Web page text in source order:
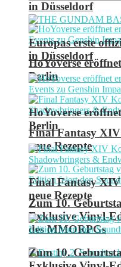
in Düsseldorf
HoYoverse
Berlin
Final Fantasy
neue Rezepte
Zum 10.
Exklusive Vinyl-
des MMORPGs
Europas erste
in Düsseldorf
HoYoverse
Berlin
Final Fantasy
neue Rezepte
Zum 10.